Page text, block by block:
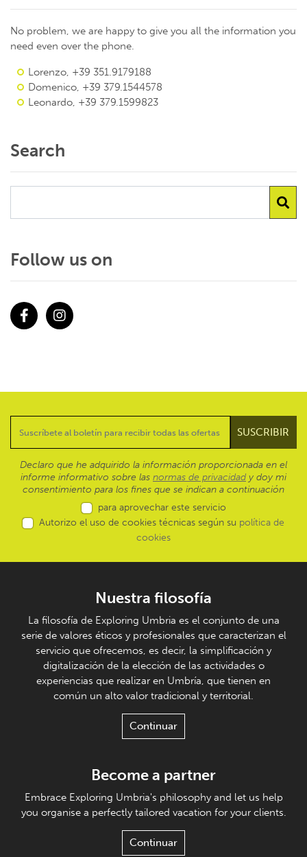
No problem, we are happy to give you all the information you
need even over the phone.
Lorenzo, +39 351.9179188
Domenico, +39 379.1544578
Leonardo, +39 379.1599823
Search
Follow us on
Declaro que he adquirido la información proporcionada en el
informe informativo sobre las normas de privacidad y doy mi
consentimiento para los fines que se indican a continuación
para aprovechar este servicio
Autorizo el uso de cookies técnicas según su política de
cookies
Nuestra filosofía
La filosofía de Exploring Umbria es el conjunto de una
serie de valores éticos y profesionales que caracterizan el
servicio que ofrecemos, es decir, la simplificación y
digitalización de la elección de las actividades o
experiencias que realizar en Umbría, que tienen en
común un alto valor tradicional y territorial.
Continuar
Become a partner
Embrace Exploring Umbria's philosophy and let us help
you organise a perfectly tailored vacation for your clients.
Continuar